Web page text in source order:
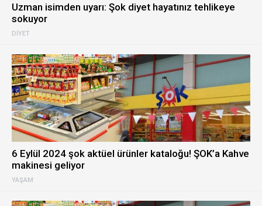
DIYET
Uzman isimden uyarı: Şok diyet hayatınız tehlikeye
sokuyor
YAŞAM
6 Eylül 2024 şok aktüel ürünler kataloğu! ŞOK’a Kahve
makinesi geliyor